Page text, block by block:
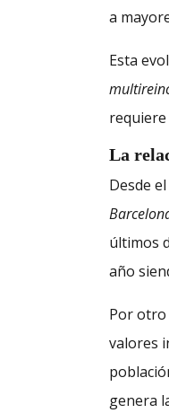
a
Esta
La
Desde
últimos
año
Por otro
valores
genera